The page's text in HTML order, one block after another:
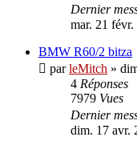
Dernier
mar. 21
BMW R60/2 bitza
parleMitch »
4 Réponses
7979 Vues
Dernier
dim. 17 avr.